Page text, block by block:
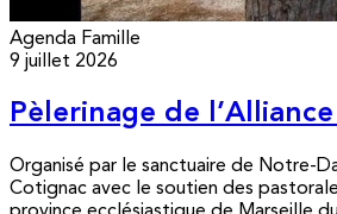
Agenda Famille
9 juillet 2026
Pèlerinage de
Organisé par le sanctuaire de Notre-
Cotignac avec le soutien des